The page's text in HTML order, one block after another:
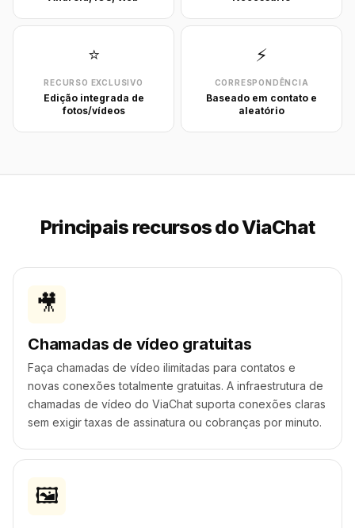
⭐
RECURSO EXCLUSIVO
Edição integrada de
fotos/vídeos
⚡
CORRESPONDÊNCIA
Baseado em contato e
aleatório
Principais recursos do ViaChat
🎥
Chamadas de vídeo gratuitas
Faça chamadas de vídeo ilimitadas para contatos e
novas conexões totalmente gratuitas. A infraestrutura de
chamadas de vídeo do ViaChat suporta conexões claras
sem exigir taxas de assinatura ou cobranças por minuto.
🖼️